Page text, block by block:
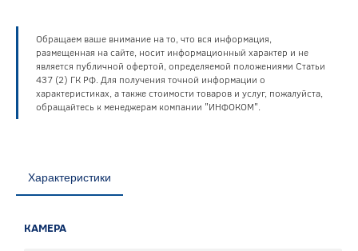
Обращаем ваше внимание на то, что вся информация,
размещенная на сайте, носит информационный характер и не
является публичной офертой, определяемой положениями Статьи
437 (2) ГК РФ. Для получения точной информации о
характеристиках, а также стоимости товаров и услуг, пожалуйста,
обращайтесь к менеджерам компании "ИНФОКОМ".
Характеристики
КАМЕРА